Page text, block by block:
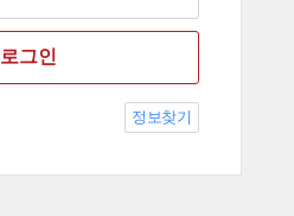
로그인
정보찾기